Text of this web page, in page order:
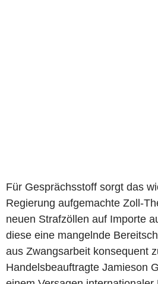
Für Gesprächsstoff sorgt das
Regierung aufgemachte Zoll-
neuen Strafzöllen auf Importe
diese eine mangelnde
aus Zwangsarbeit konsequent
Handelsbeauftragte Jamieson